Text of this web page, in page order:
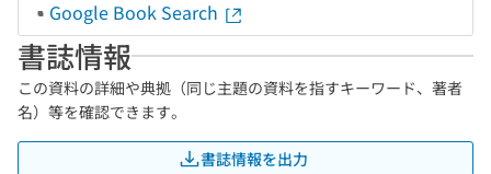
Google Book Search
書誌情報
この資料の詳細や典拠（同じ主題の資料を指すキーワード、著者
名）等を確認できます。
書誌情報を出力